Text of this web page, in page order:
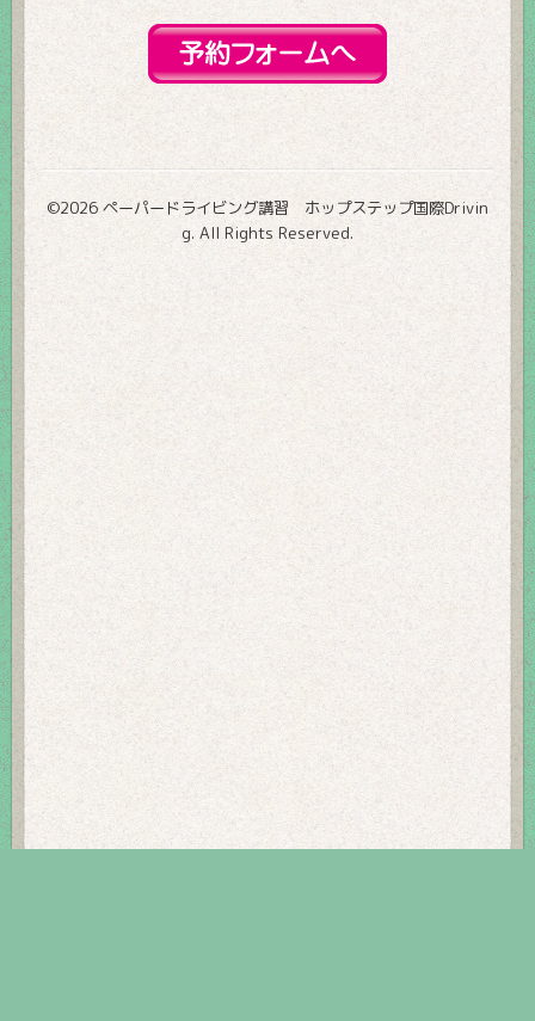
©2026 ペーパードライビング講習 ホップステップ国際Drivin
g. All Rights Reserved.